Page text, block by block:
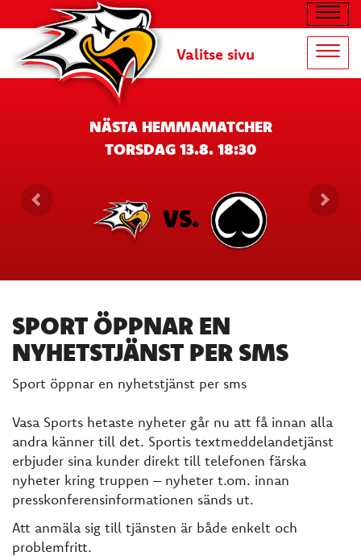
Valitse sivu
NÄSTA HEMMAMATCHER
TORSDAG 13.8. 18:30
VS.
SPORT ÖPPNAR EN
NYHETSTJÄNST PER SMS
Sport öppnar en nyhetstjänst per sms
Vasa Sports hetaste nyheter går nu att få innan alla
andra känner till det. Sportis textmeddelandetjänst
erbjuder sina kunder direkt till telefonen färska
nyheter kring truppen – nyheter t.om. innan
presskonferensinformationen sänds ut.
Att anmäla sig till tjänsten är både enkelt och
problemfritt.